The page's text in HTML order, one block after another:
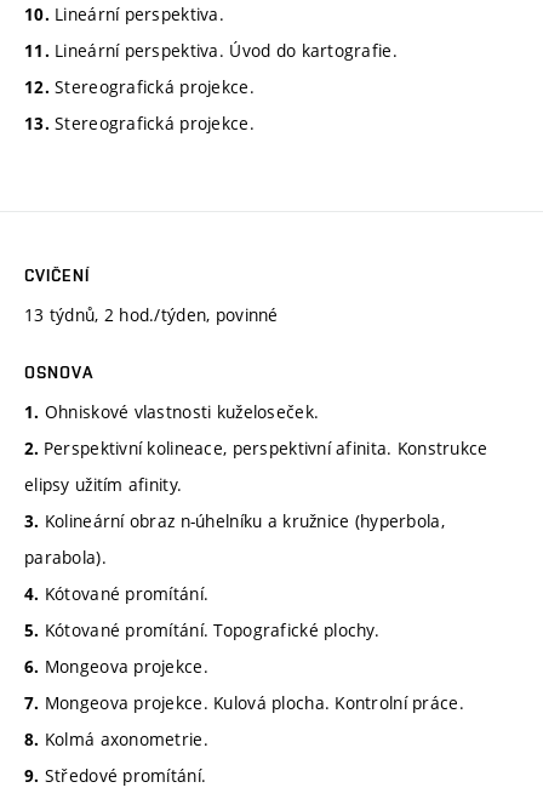
10. Lineární perspektiva.
11. Lineární perspektiva. Úvod do kartografie.
12. Stereografická projekce.
13. Stereografická projekce.
CVIČENÍ
13 týdnů, 2 hod./týden, povinné
OSNOVA
1. Ohniskové vlastnosti kuželoseček.
2. Perspektivní kolineace, perspektivní afinita. Konstrukce
elipsy užitím afinity.
3. Kolineární obraz n-úhelníku a kružnice (hyperbola,
parabola).
4. Kótované promítání.
5. Kótované promítání. Topografické plochy.
6. Mongeova projekce.
7. Mongeova projekce. Kulová plocha. Kontrolní práce.
8. Kolmá axonometrie.
9. Středové promítání.